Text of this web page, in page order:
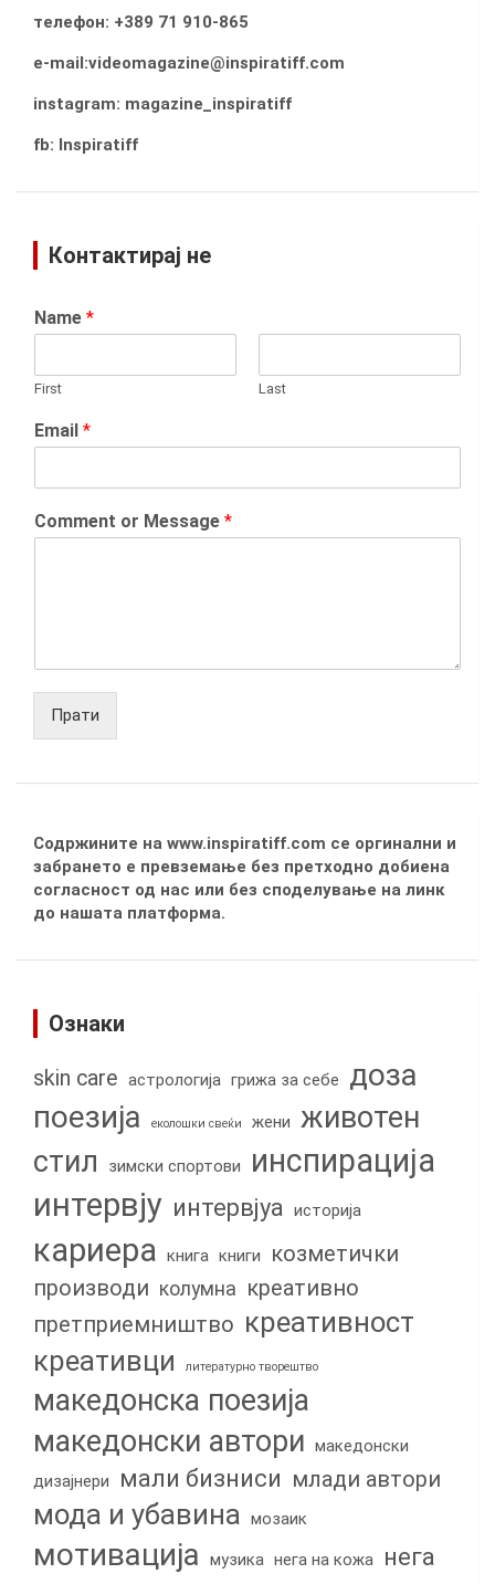
телефон: +389 71 910-865
e-mail:videomagazine@inspiratiff.com
instagram: magazine_inspiratiff
fb: Inspiratiff
Контактирај не
Name *
First Last
Email *
Comment or Message *
Прати
Содржините на www.inspiratiff.com се оргинални и
забрането е превземање без претходно добиена
согласност од нас или без споделување на линк
до нашата платформа.
Ознаки
skin care астрологија грижа за себе
доза
поезија
еколошки свеќи жени животен
стил
зимски спортови
инспирација
интервју интервјуа историја
кариера книга книги
козметички
производи колумна креативно
претприемништво креативност
креативци
литературно творештво
македонска поезија
македонски автори македонски
дизајнери
мали бизниси млади автори
мода и убавина мозаик
мотивација музика нега на кожа
нега